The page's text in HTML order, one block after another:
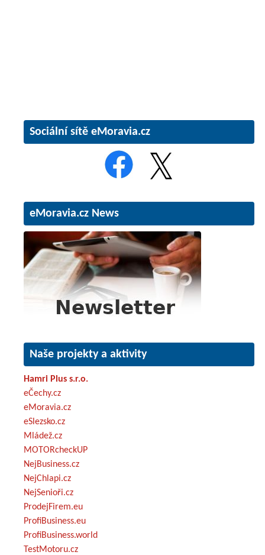
Sociální sítě eMoravia.cz
eMoravia.cz News
Naše projekty a aktivity
Hamri Plus s.r.o.
eČechy.cz
eMoravia.cz
eSlezsko.cz
Mládež.cz
MOTORcheckUP
NejBusiness.cz
NejChlapi.cz
NejSenioři.cz
ProdejFirem.eu
ProfiBusiness.eu
ProfiBusiness.world
TestMotoru.cz